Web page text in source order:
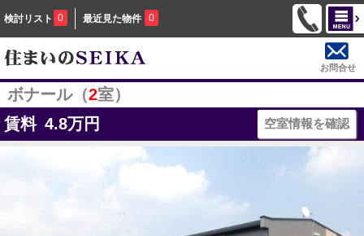
検討リスト 0 最近見た物件 0
お問合せ
ボナール（2室）
賃料 4.8万円 空室情報を確認